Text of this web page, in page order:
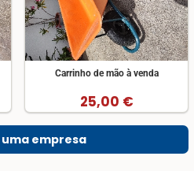
Carrinho de mão à venda
25,00 €
empresa